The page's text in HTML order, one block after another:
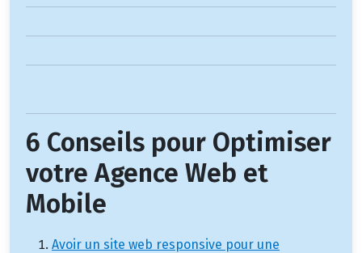
6 Conseils pour Optimiser
votre Agence Web et
Mobile
Avoir un site web responsive pour une